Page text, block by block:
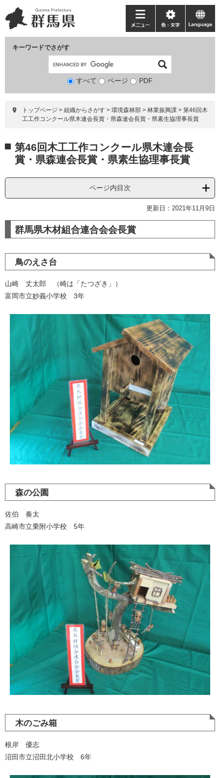
ー
ジ
ニ
ュ
て
キーワードでさがす
検
象
すべて ページ PDF
メ
ニ
ー
色・
文
language
トップページ > 組織からさがす > 環境森林部 > 林業振興課 > 第46回木
工工作コンクール県木連会長賞・県森連会長賞・県素生協理事長賞
文 第46回木工工作コンクール県木連会長
賞・県森連会長賞・県素生協理事長賞
ページ内目次
更新日：2021年11月9日
群馬県木材組合連合会会長賞
鳥のえさ台
山崎 丈太郎 （崎は「たつざき」）
富岡市立妙義小学校 3年
森の公園
佐伯 奏太
高崎市立乗附小学校 5年
木のごみ箱
根岸 優志
沼田市立沼田北小学校 6年